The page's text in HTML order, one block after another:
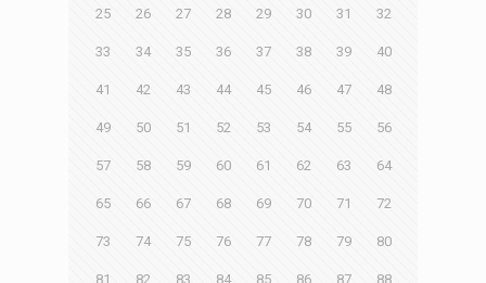
25 26 27 28 29 30 31 32
33 34 35 36 37 38 39 40
41 42 43 44 45 46 47 48
49 50 51 52 53 54 55 56
57 58 59 60 61 62 63 64
65 66 67 68 69 70 71 72
73 74 75 76 77 78 79 80
81 82 83 84 85 86 87 88